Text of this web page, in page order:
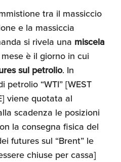
tra il massiccio
e la massiccia
si rivela una miscela
è il giorno in cui
sul petrolio. In
“WTI” [WEST
viene quotata al
scadenza le posizioni
la consegna fisica del
futures sul “Brent” le
chiuse per cassa]